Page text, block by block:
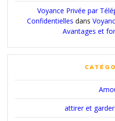
Voyance Privée par
Confidentielles dans
Avantages et
attirer et